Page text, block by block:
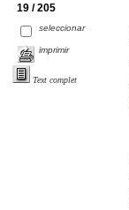
19 / 205
seleccionar
imprimir
Text complet